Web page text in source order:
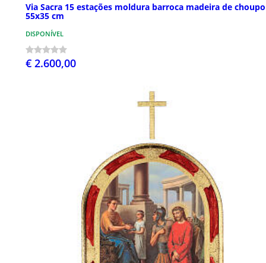
Via Sacra 15 estações moldura barroca madeira de choupo
55x35 cm
DISPONÍVEL
€ 2.600,00